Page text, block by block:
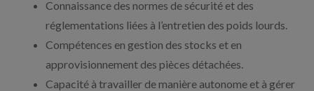
Connaissance des normes de sécurité et des
réglementations liées à l’entretien des poids lourds.
Compétences en gestion des stocks et en
approvisionnement des pièces détachées.
Capacité à travailler de manière autonome et à gérer